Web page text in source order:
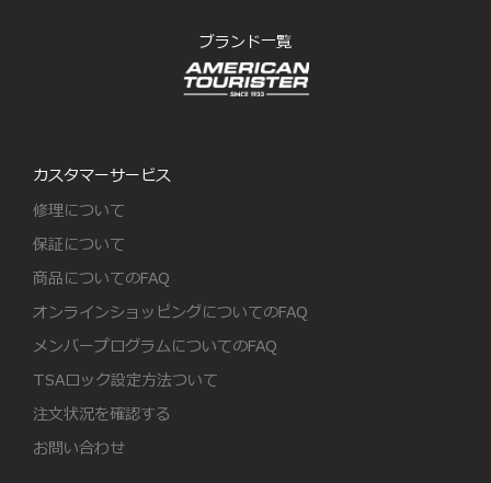
ブランド一覧
カスタマーサービス
修理について
保証について
商品についてのFAQ
オンラインショッピングについてのFAQ
メンバープログラムについてのFAQ
TSAロック設定方法ついて
注文状況を確認する
お問い合わせ